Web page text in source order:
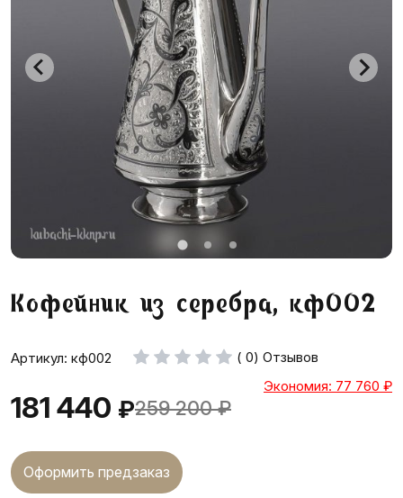
Кофейник из серебра, кф002
Артикул: кф002 ( 0) Отзывов
181 440 ₽259 200 ₽
Экономия: 77 760 ₽
Оформить предзаказ